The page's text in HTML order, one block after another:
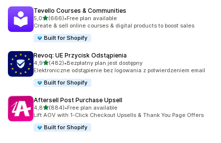
Tevello Courses & Communities
5,0na 5 gwiazdek
(666)
Łączna liczba recenzji: 666
•Free plan available
Create & sell online courses & digital products to boost sales
Built for Shopify
Revoq: UE Przycisk Odstąpienia
4,9na 5 gwiazdek
(482)
Łączna liczba recenzji: 482
•Bezpłatny plan jest dostępny
Elektroniczne odstąpienie bez logowania z potwierdzeniem email
Built for Shopify
Aftersell Post Purchase Upsell
4,8na 5 gwiazdek
(884)
Łączna liczba recenzji: 884
•Free plan available
Lift AOV with 1-Click Checkout Upsells & Thank You Page Offers
Built for Shopify